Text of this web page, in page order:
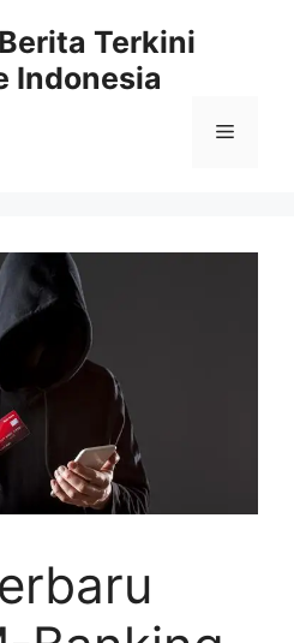
Terkini
Indonesia
Menu